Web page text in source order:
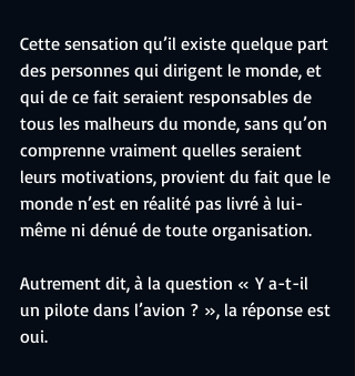
Cette sensation qu’il existe quelque part
des personnes qui dirigent le monde, et
qui de ce fait seraient responsables de
tous les malheurs du monde, sans qu’on
comprenne vraiment quelles seraient
leurs motivations, provient du fait que le
monde n’est en réalité pas livré à lui-
même ni dénué de toute organisation.
Autrement dit, à la question « Y a-t-il
un pilote dans l’avion ? », la réponse est
oui.